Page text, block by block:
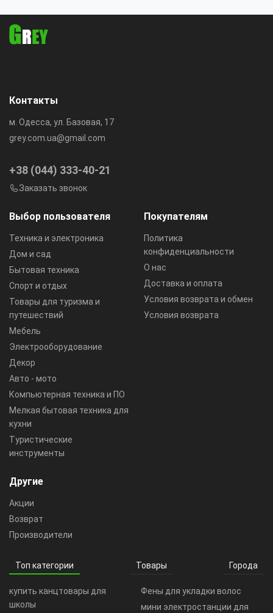
Выбор пользователя
Техника и электроника
Дом и сад
Бытовая техника
Спорт и отдых
Товары для туризма и
путешествий
Мебель
Электрооборудование
Декор
Авто - мото
Компьютерная техника и ПО
Мелкая бытовая техника для
кухни
Туристические
инструменты
Покупателям
Политика
конфиденциальности
О нас
Доставка и оплата
Условия возврата и обмен
Условия возврата
Другие
Акции
Возврат
Производители
Контакты
м. Одесса, ул. Базовая, 17
grey.com.ua@gmail.com
+38 (044) 333-40-21
Заказать звонок
Топ категории Товары Города
купить канцтовары для
школы
Фены для укладки волос
мини электростанции для